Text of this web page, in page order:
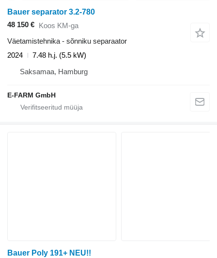
Bauer separator 3.2-780
48 150 € Koos KM-ga
Väetamistehnika - sõnniku separaator
2024
7.48 h.j. (5.5 kW)
Saksamaa, Hamburg
E-FARM GmbH
Bauer Poly 191+ NEU!!